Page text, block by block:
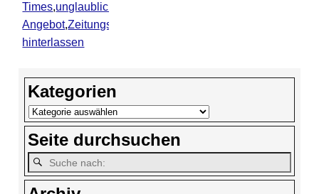
Times,unglaublich günstiges
Angebot,Zeitungsabo
hinterlassen
Kategorien
Seite durchsuchen